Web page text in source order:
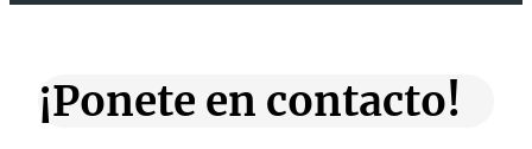
¡Ponete en contacto!